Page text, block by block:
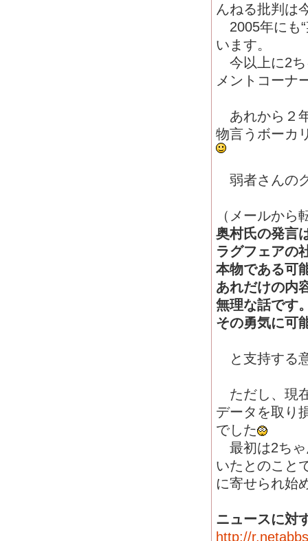
んねる批判は
2005年にも“
います。
今以上に2ち
メントコー
あれから２
物言うボーカ
弱者さんの
（メールから
奥村氏の発言
ラグフェアの
本物である可
あれだけの内
無理な話です
その勇気に可
と支持する
ただし、現
データを取り
でした
最初は2ちゃ
いたとのこと
に寄せられ始
ニュースに対
http://